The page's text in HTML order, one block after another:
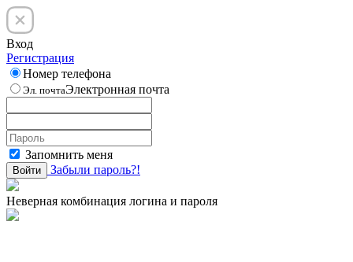
Вход
Регистрация
Номер телефона
Эл. почтаЭлектронная почта
Запомнить меня
Войти Забыли пароль?!
Неверная комбинация логина и пароля